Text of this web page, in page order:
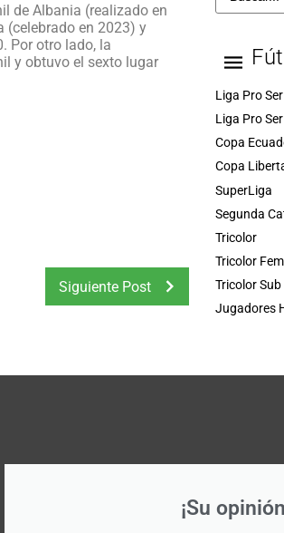
de Albania (realizado en
(celebrado en 2023) y
Por otro lado, la
y obtuvo el sexto lugar
Siguiente Post
Liga Pro
Liga Pro
Copa
Copa
SuperLiga
Segunda
Tricolor
Tricolor
Tricolor Sub
Jugadores
¡Su